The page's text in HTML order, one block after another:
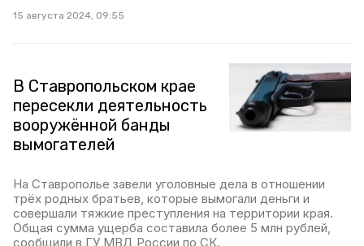
15 августа 2024, 09:55
В Ставропольском крае
пересекли деятельность
вооружённой банды
вымогателей
На Ставрополье завели уголовные дела в отношении
трёх родных братьев, которые вымогали деньги и
совершали тяжкие преступления на территории края.
Общая сумма ущерба составила более 5 млн рублей,
сообщили в ГУ МВД России по СК.